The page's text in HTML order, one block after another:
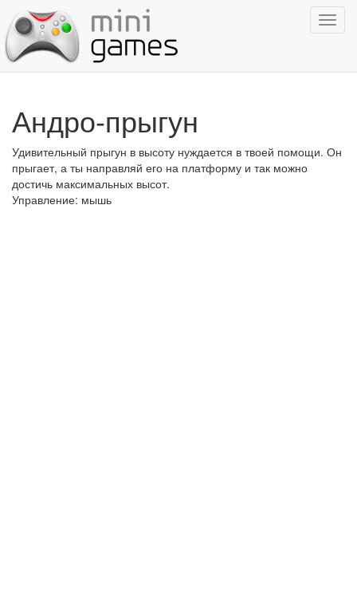
Андро-прыгун
Удивительный прыгун в высоту нуждается в твоей помощи. Он
прыгает, а ты направляй его на платформу и так можно
достичь максимальных высот.
Управление: мышь